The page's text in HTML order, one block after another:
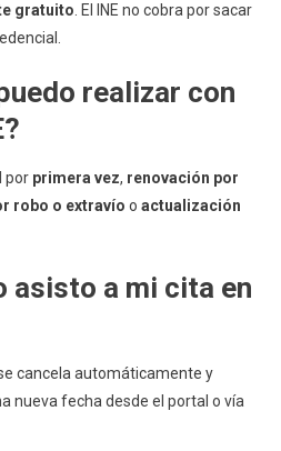
gratuito . El INE no cobra por sacar
realizar con
por primera vez, renovación por
robo o extravío o actualización
asisto a mi cita en
cancela automáticamente y
nueva fecha desde el portal o vía